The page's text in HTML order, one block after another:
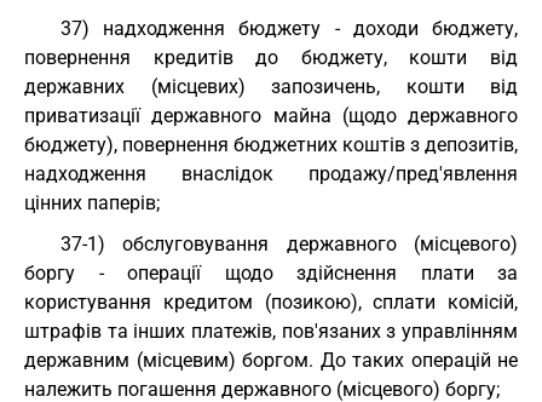
37) надходження бюджету - доходи бюджету,
повернення кредитів до бюджету, кошти від
державних (місцевих) запозичень, кошти від
приватизації державного майна (щодо державного
бюджету), повернення бюджетних коштів з депозитів,
надходження внаслідок продажу/пред'явлення
цінних паперів;
37-1) обслуговування державного (місцевого)
боргу - операції щодо здійснення плати за
користування кредитом (позикою), сплати комісій,
штрафів та інших платежів, пов'язаних з управлінням
державним (місцевим) боргом. До таких операцій не
належить погашення державного (місцевого) боргу;